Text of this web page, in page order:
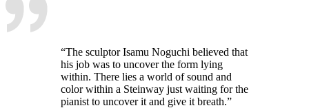
“The sculptor Isamu Noguchi believed that
his job was to uncover the form lying
within. There lies a world of sound and
color within a Steinway just waiting for the
pianist to uncover it and give it breath.”